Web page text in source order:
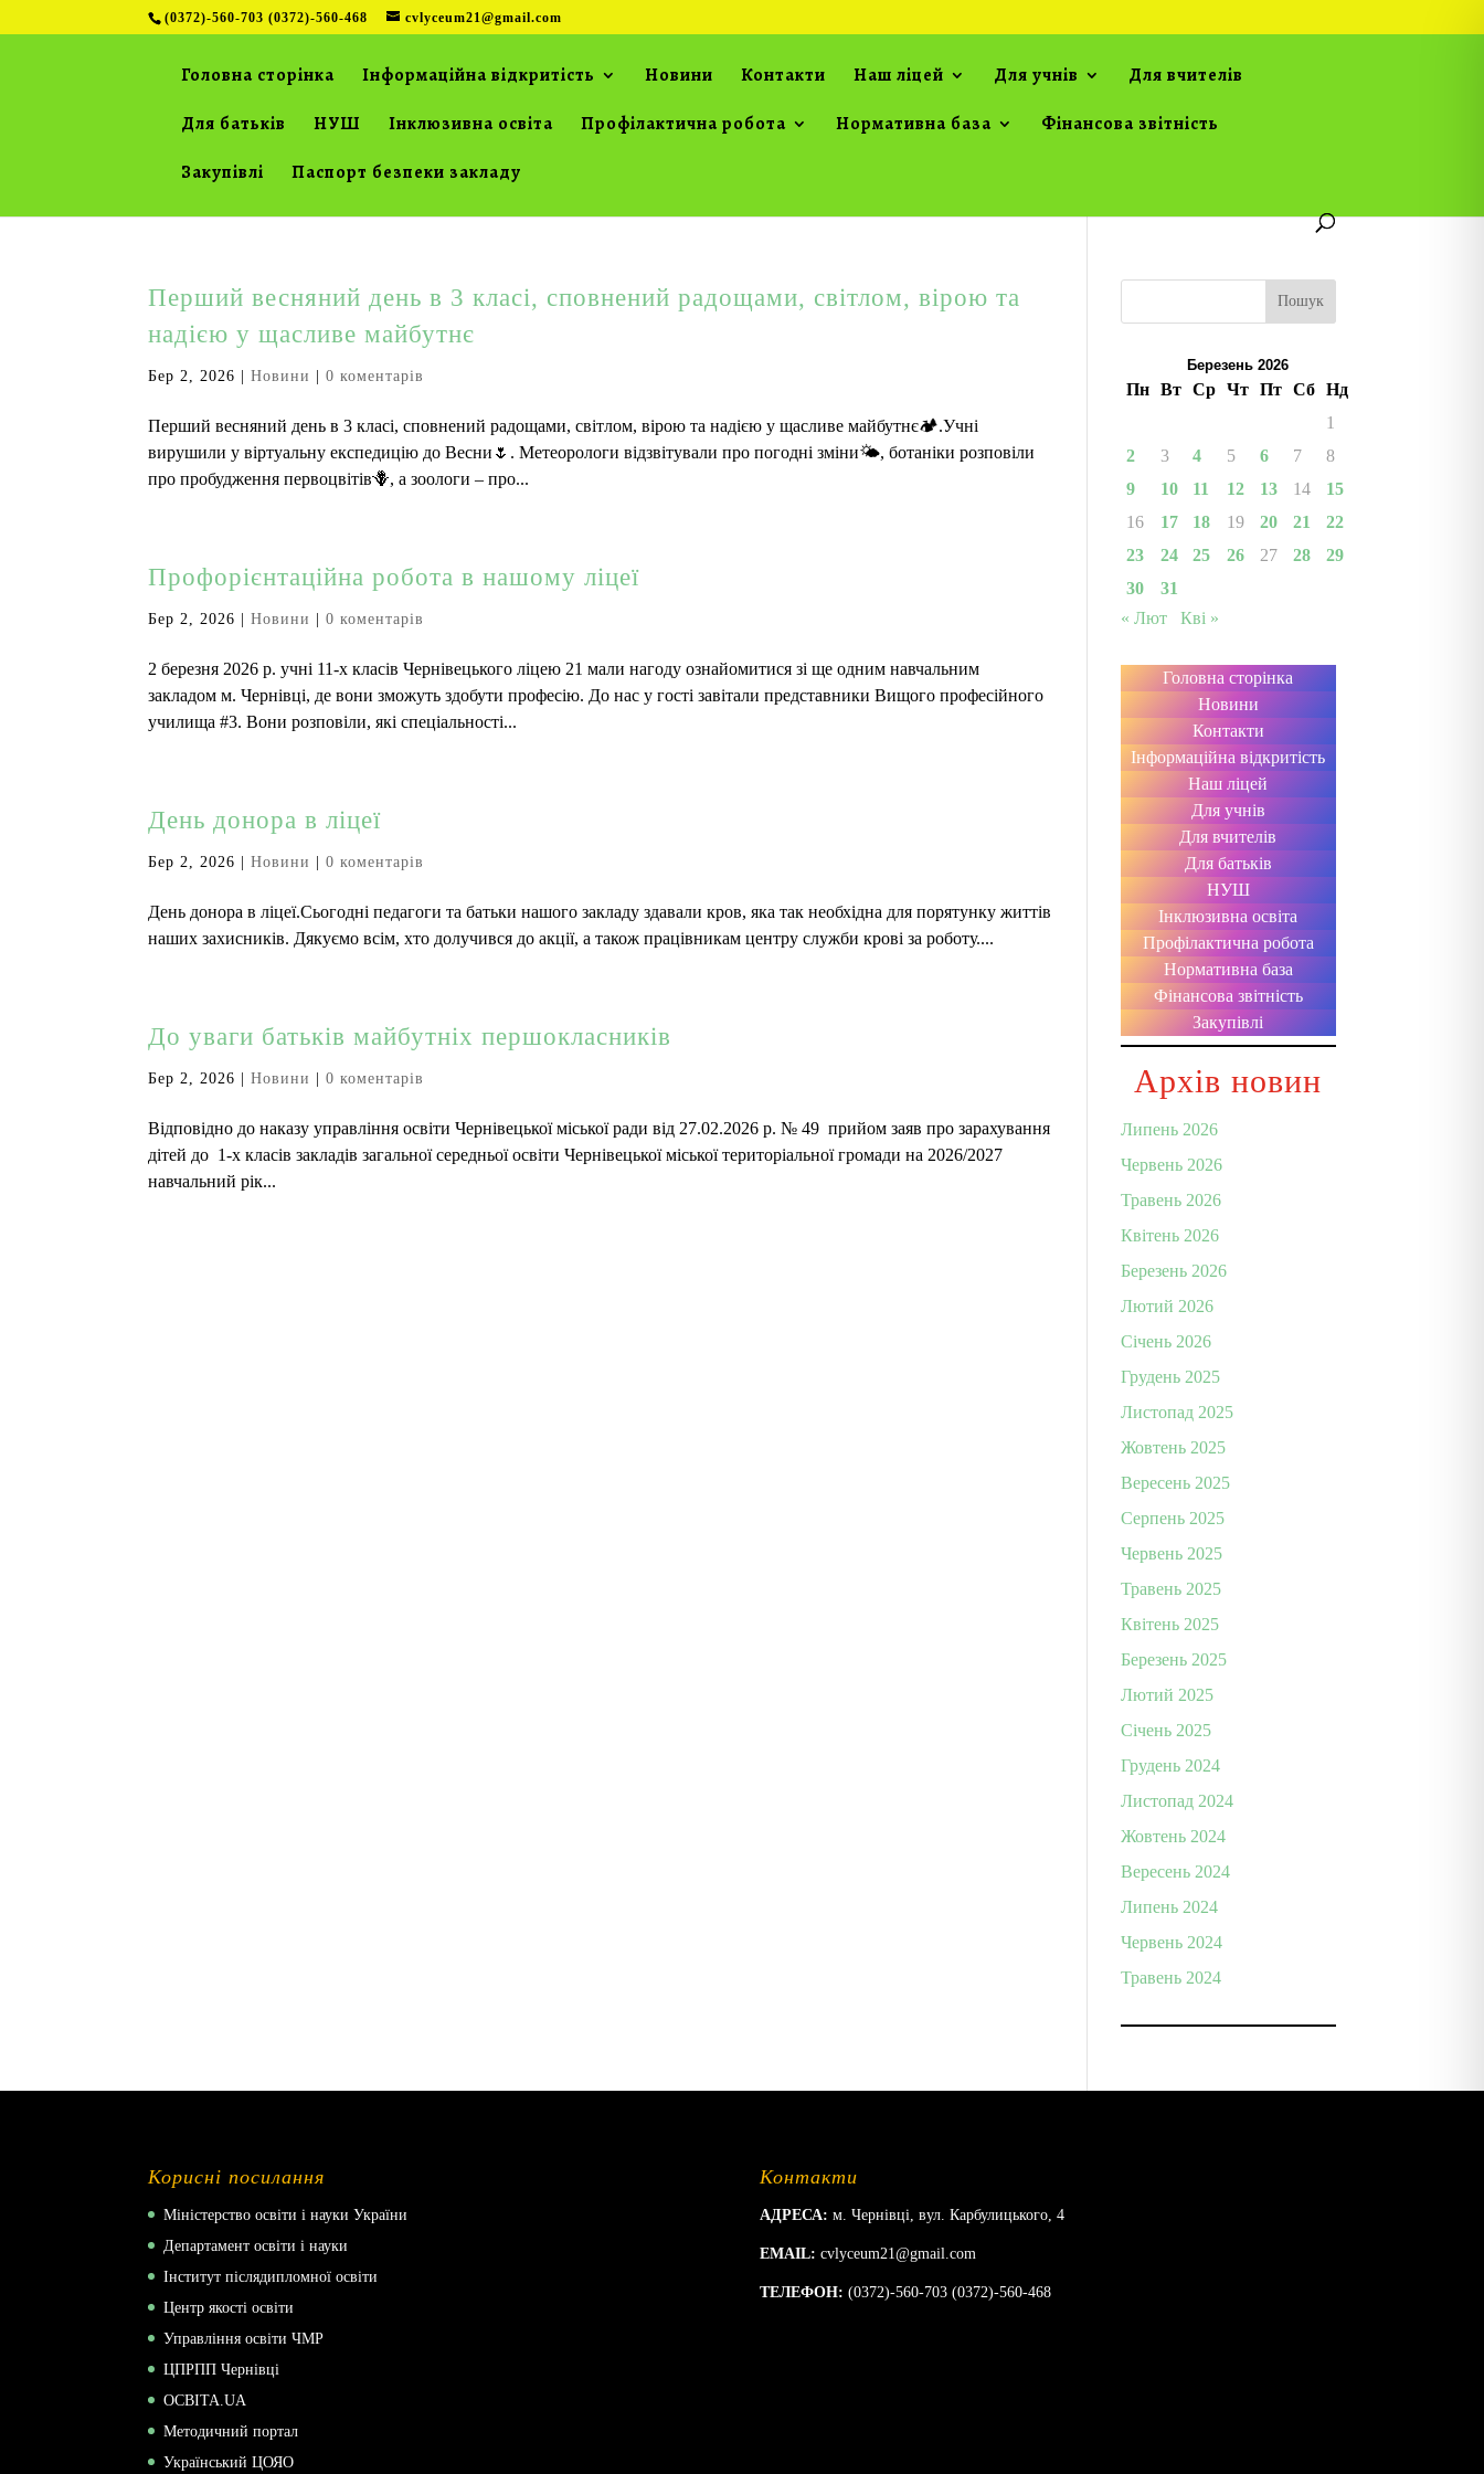
(0372)-560-703 (0372)-560-468 cvlyceum21@gmail.com
Головна сторінка Інформаційна відкритість Новини Контакти Наш ліцей Для учнів
Для вчителів
Для батьків
НУШ Інклюзивна освіта Профілактична робота Нормативна база
Фінансова звітність
Закупівлі
Паспорт безпеки закладу
Перший весняний день в 3 класі, сповнений радощами, світлом, вірою та
надією у щасливе майбутнє
Бер 2, 2026 |Новини |0 коментарів
Перший весняний день в 3 класі, сповнений радощами, світлом, вірою та надією у щасливе майбутнє🏕.Учні
вирушили у віртуальну експедицію до Весни🌷. Метеорологи відзвітували про погодні зміни🌤, ботаніки розповіли
про пробудження первоцвітів🪻, а зоологи – про...
Профорієнтаційна робота в нашому ліцеї
Бер 2, 2026 |Новини |0 коментарів
2 березня 2026 р. учні 11-х класів Чернівецького ліцею 21 мали нагоду ознайомитися зі ще одним навчальним
закладом м. Чернівці, де вони зможуть здобути професію. До нас у гості завітали представники Вищого професійного
училища #3. Вони розповіли, які спеціальності...
День донора в ліцеї
Бер 2, 2026 |Новини |0 коментарів
День донора в ліцеї.Сьогодні педагоги та батьки нашого закладу здавали кров, яка так необхідна для порятунку життів
наших захисників. Дякуємо всім, хто долучився до акції, а також працівникам центру служби крові за роботу....
До уваги батьків майбутніх першокласників
Бер 2, 2026 |Новини |0 коментарів
Відповідно до наказу управління освіти Чернівецької міської ради від 27.02.2026 р. № 49 прийом заяв про зарахування
дітей до 1-х класів закладів загальної середньої освіти Чернівецької міської територіальної громади на 2026/2027
навчальний рік...
Пошук
Березень 2026
Пн Вт Ср Чт Пт Сб Нд
1
2
3 4 5 6 7
8
9
10 11 12 13 14
15
16
17 18 19 20 21
22
23
24 25 26 27 28
29
30
31
« Лют
Кві »
Головна сторінка
Новини
Контакти
Інформаційна відкритість
Наш ліцей
Для учнів
Для вчителів
Для батьків
НУШ
Інклюзивна освіта
Профілактична робота
Нормативна база
Фінансова звітність
Закупівлі
Архів новин
Липень 2026
Червень 2026
Травень 2026
Квітень 2026
Березень 2026
Лютий 2026
Січень 2026
Грудень 2025
Листопад 2025
Жовтень 2025
Вересень 2025
Серпень 2025
Червень 2025
Травень 2025
Квітень 2025
Березень 2025
Лютий 2025
Січень 2025
Грудень 2024
Листопад 2024
Жовтень 2024
Вересень 2024
Липень 2024
Червень 2024
Травень 2024
Корисні посилання
Міністерство освіти і науки України
Департамент освіти і науки
Інститут післядипломної освіти
Центр якості освіти
Управління освіти ЧМР
ЦПРПП Чернівці
ОСВІТА.UA
Методичний портал
Український ЦОЯО
Контакти
АДРЕСА: м. Чернівці, вул. Карбулицького, 4
EMAIL: cvlyceum21@gmail.com
ТЕЛЕФОН:(0372)-560-703 (0372)-560-468